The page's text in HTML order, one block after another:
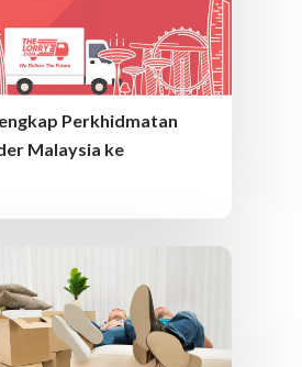
Perkhidmatan
Malaysia ke